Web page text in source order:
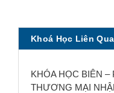
Khoá Học Liên
KHÓA HỌC BIÊN –
THƯƠNG MẠI